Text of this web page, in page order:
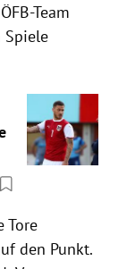
Team
Spiele
Tore
den Punkt.